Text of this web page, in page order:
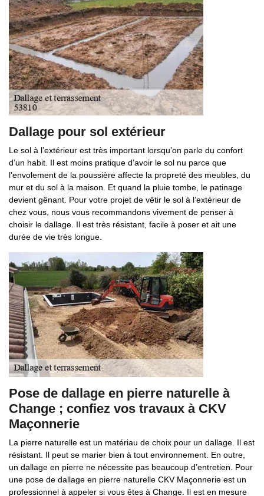
Dallage pour sol extérieur
Le sol à l’extérieur est très important lorsqu’on parle du confort
d’un habit. Il est moins pratique d’avoir le sol nu parce que
l’envolement de la poussière affecte la propreté des meubles, du
mur et du sol à la maison. Et quand la pluie tombe, le patinage
devient gênant. Pour votre projet de vêtir le sol à l’extérieur de
chez vous, nous vous recommandons vivement de penser à
choisir le dallage. Il est très résistant, facile à poser et ait une
durée de vie très longue.
Pose de dallage en pierre naturelle à
Change ; confiez vos travaux à CKV
Maçonnerie
La pierre naturelle est un matériau de choix pour un dallage. Il est
résistant. Il peut se marier bien à tout environnement. En outre,
un dallage en pierre ne nécessite pas beaucoup d’entretien. Pour
une pose de dallage en pierre naturelle CKV Maçonnerie est un
professionnel à appeler si vous êtes à Change. Il est en mesure